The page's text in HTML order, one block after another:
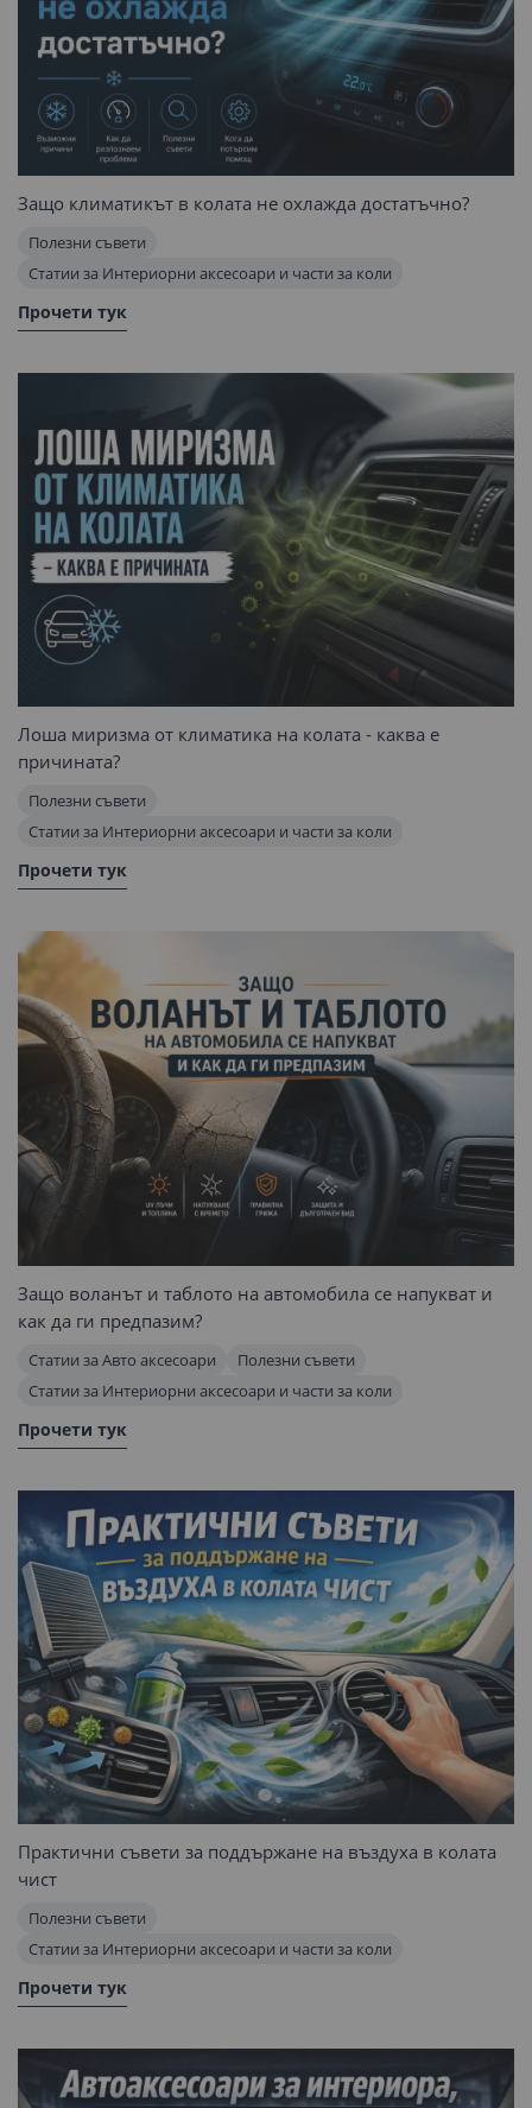
Защо климатикът в колата не охлажда достатъчно?
Полезни съвети
Статии за Интериорни аксесоари и части за коли
Прочети тук
Лоша миризма от климатика на колата - каква е
причината?
Полезни съвети
Статии за Интериорни аксесоари и части за коли
Прочети тук
Защо воланът и таблото на автомобила се напукват и
как да ги предпазим?
Статии за Авто аксесоари
Полезни съвети
Статии за Интериорни аксесоари и части за коли
Прочети тук
Практични съвети за поддържане на въздуха в колата
чист
Полезни съвети
Статии за Интериорни аксесоари и части за коли
Прочети тук